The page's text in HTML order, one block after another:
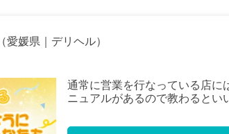
（愛媛県｜デリヘル）
通常に営業を行なっている店に
ニュアルがあるので教わるとい